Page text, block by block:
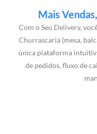
Mais
Com o Seu Delivery,
Churrascaria (mesa,
única plataforma
de pedidos, fluxo de